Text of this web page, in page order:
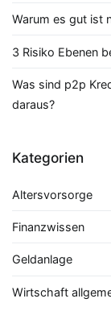
Warum es gut ist
3 Risiko Ebenen
Was sind p2p
daraus?
Kategorien
Altersvorsorge
Finanzwissen
Geldanlage
Wirtschaft